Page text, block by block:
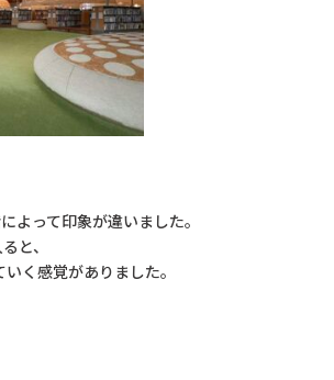
よって印象が違いました。
と、
く感覚がありました。